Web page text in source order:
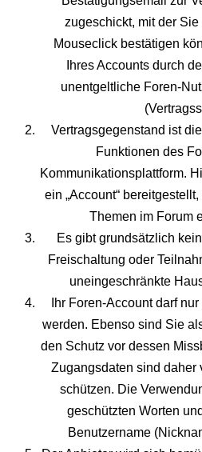
zugeschickt, mit der
Mouseclick bestätigen
Ihres Accounts durch
unentgeltliche Foren-
Vertragsgegenstand ist
Funktionen des
Kommunikationsplattform.
ein „Account“
Themen im Forum
Es gibt grundsätzlich
Freischaltung oder
uneingeschränkte
Ihr Foren-Account darf
werden. Ebenso sind Sie
den Schutz vor dessen
Zugangsdaten sind daher
schützen. Die
geschützten Worten
Benutzername